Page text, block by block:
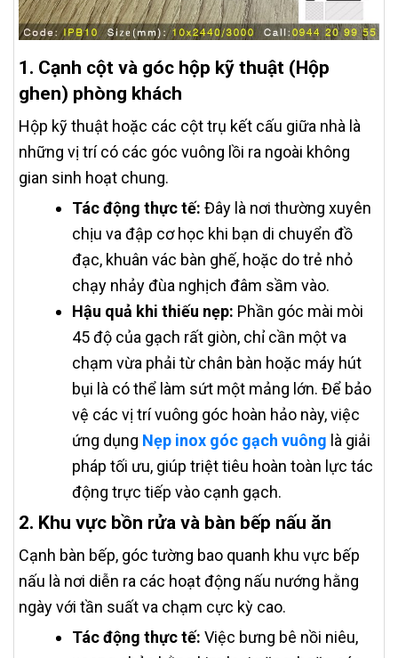
1. Cạnh cột và góc hộp kỹ thuật (Hộp
ghen) phòng khách
Hộp kỹ thuật hoặc các cột trụ kết cấu giữa nhà là
những vị trí có các góc vuông lồi ra ngoài không
gian sinh hoạt chung.
Tác động thực tế: Đây là nơi thường xuyên
chịu va đập cơ học khi bạn di chuyển đồ
đạc, khuân vác bàn ghế, hoặc do trẻ nhỏ
chạy nhảy đùa nghịch đâm sầm vào.
Hậu quả khi thiếu nẹp: Phần góc mài mòi
45 độ của gạch rất giòn, chỉ cần một va
chạm vừa phải từ chân bàn hoặc máy hút
bụi là có thể làm sứt một mảng lớn. Để bảo
vệ các vị trí vuông góc hoàn hảo này, việc
ứng dụng Nẹp inox góc gạch vuông là giải
pháp tối ưu, giúp triệt tiêu hoàn toàn lực tác
động trực tiếp vào cạnh gạch.
2. Khu vực bồn rửa và bàn bếp nấu ăn
Cạnh bàn bếp, góc tường bao quanh khu vực bếp
nấu là nơi diễn ra các hoạt động nấu nướng hằng
ngày với tần suất va chạm cực kỳ cao.
Tác động thực tế: Việc bưng bê nồi niêu,